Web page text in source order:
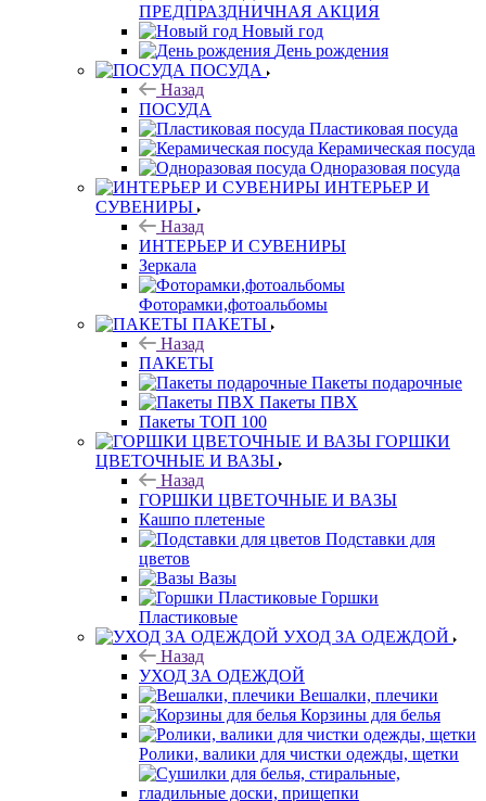
ПРЕДПРАЗДНИЧНАЯ АКЦИЯ
Новый год
День рождения
ПОСУДА
Назад
ПОСУДА
Пластиковая посуда
Керамическая посуда
Одноразовая посуда
ИНТЕРЬЕР И
СУВЕНИРЫ
Назад
ИНТЕРЬЕР И СУВЕНИРЫ
Зеркала
Фоторамки,фотоальбомы
ПАКЕТЫ
Назад
ПАКЕТЫ
Пакеты подарочные
Пакеты ПВХ
Пакеты ТОП 100
ГОРШКИ
ЦВЕТОЧНЫЕ И ВАЗЫ
Назад
ГОРШКИ ЦВЕТОЧНЫЕ И ВАЗЫ
Кашпо плетеные
Подставки для
цветов
Вазы
Горшки
Пластиковые
УХОД ЗА ОДЕЖДОЙ
Назад
УХОД ЗА ОДЕЖДОЙ
Вешалки, плечики
Корзины для белья
Ролики, валики для чистки одежды, щетки